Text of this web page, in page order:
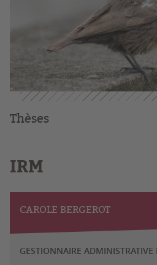
Thèses
IRM
CAROLE BERGEROT
GESTIONNAIRE ADMINISTRATIVE